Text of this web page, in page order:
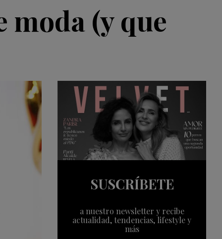
Viajes
Tech
moda (y que
SUSCRÍBETE
a nuestro newsletter y recibe
actualidad, tendencias, lifestyle y
más